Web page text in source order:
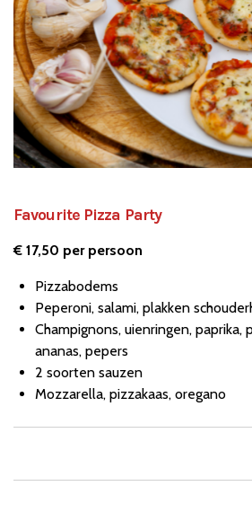
Favourite Pizza Party
€ 17,50 per persoon
Pizzabodems
Peperoni, salami, plakken
Champignons, uienringen, paprika,
ananas, pepers
2 soorten sauzen
Mozzarella, pizzakaas, oregano